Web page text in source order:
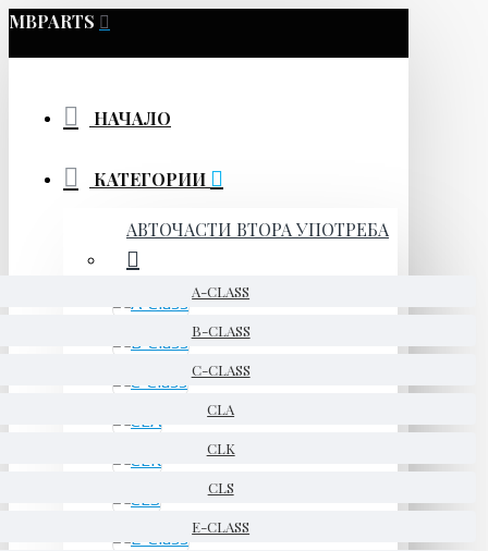
MBPARTS
НАЧАЛО
КАТЕГОРИИ
АВТОЧАСТИ ВТОРА УПОТРЕБА
A-CLASS
B-CLASS
C-CLASS
CLA
CLK
CLS
E-CLASS